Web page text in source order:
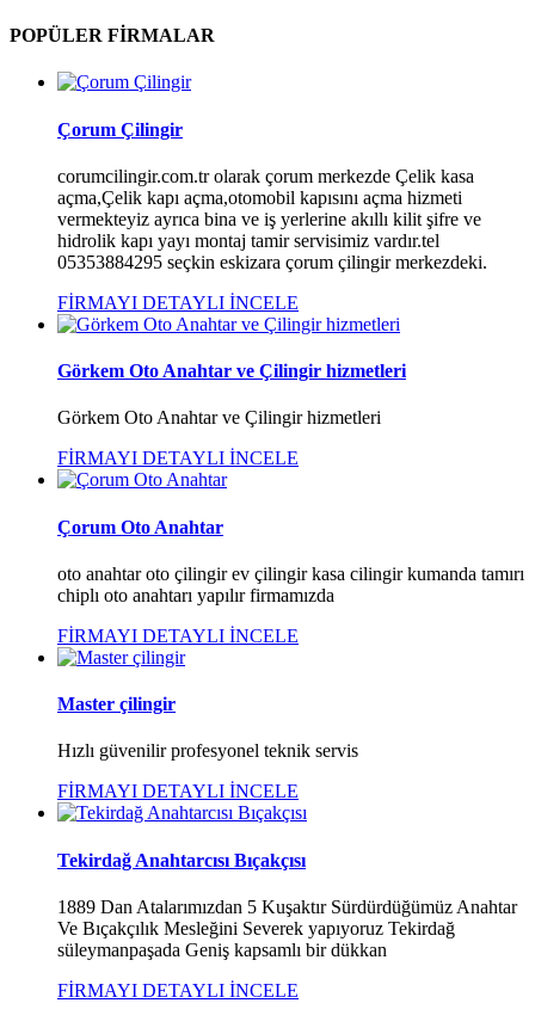
POPÜLER FİRMALAR
Çorum Çilingir
corumcilingir.com.tr olarak çorum merkezde Çelik kasa
açma,Çelik kapı açma,otomobil kapısını açma hizmeti
vermekteyiz ayrıca bina ve iş yerlerine akıllı kilit şifre ve
hidrolik kapı yayı montaj tamir servisimiz vardır.tel
05353884295 seçkin eskizara çorum çilingir merkezdeki.
FİRMAYI DETAYLI İNCELE
Görkem Oto Anahtar ve Çilingir hizmetleri
Görkem Oto Anahtar ve Çilingir hizmetleri
FİRMAYI DETAYLI İNCELE
Çorum Oto Anahtar
oto anahtar oto çilingir ev çilingir kasa cilingir kumanda tamırı
chiplı oto anahtarı yapılır firmamızda
FİRMAYI DETAYLI İNCELE
Master çilingir
Hızlı güvenilir profesyonel teknik servis
FİRMAYI DETAYLI İNCELE
Tekirdağ Anahtarcısı Bıçakçısı
1889 Dan Atalarımızdan 5 Kuşaktır Sürdürdüğümüz Anahtar
Ve Bıçakçılık Mesleğini Severek yapıyoruz Tekirdağ
süleymanpaşada Geniş kapsamlı bir dükkan
FİRMAYI DETAYLI İNCELE